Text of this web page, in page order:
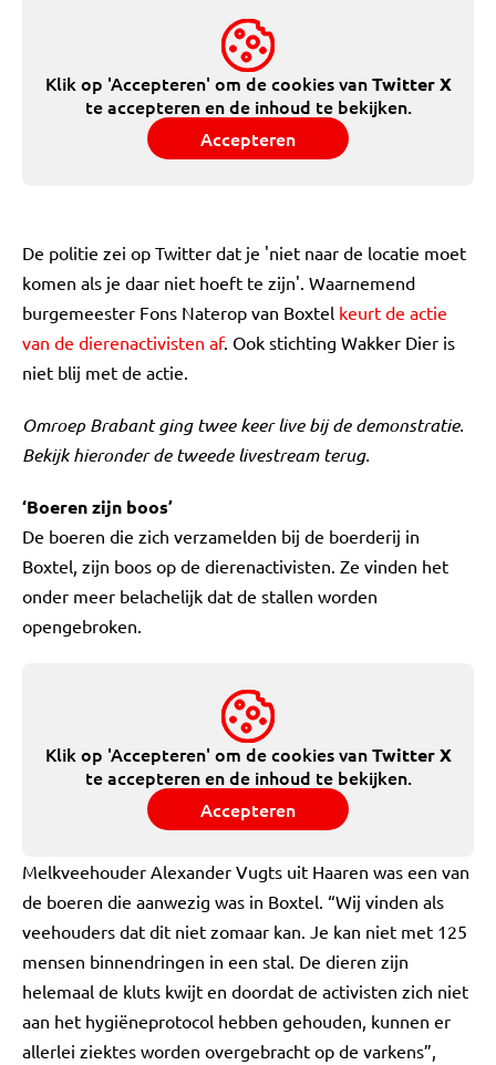
Klik op 'Accepteren' om de cookies vanTwitter X
te accepteren en de inhoud te bekijken.
Accepteren
De politie zei op Twitter dat je 'niet naar de locatie moet
komen als je daar niet hoeft te zijn'. Waarnemend
burgemeester Fons Naterop van Boxtel keurt de actie
van de dierenactivisten af. Ook stichting Wakker Dier is
niet blij met de actie.
Omroep Brabant ging twee keer live bij de demonstratie.
Bekijk hieronder de tweede livestream terug.
‘Boeren zijn boos’
De boeren die zich verzamelden bij de boerderij in
Boxtel, zijn boos op de dierenactivisten. Ze vinden het
onder meer belachelijk dat de stallen worden
opengebroken.
Klik op 'Accepteren' om de cookies vanTwitter X
te accepteren en de inhoud te bekijken.
Accepteren
Melkveehouder Alexander Vugts uit Haaren was een van
de boeren die aanwezig was in Boxtel. “Wij vinden als
veehouders dat dit niet zomaar kan. Je kan niet met 125
mensen binnendringen in een stal. De dieren zijn
helemaal de kluts kwijt en doordat de activisten zich niet
aan het hygiëneprotocol hebben gehouden, kunnen er
allerlei ziektes worden overgebracht op de varkens”,